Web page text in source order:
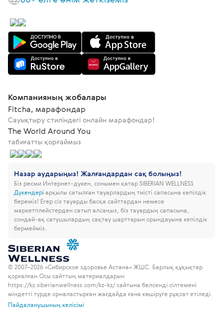
Компанияның жобалары
Fitcha, марафондар
Сауықтыру стиліндегі онлайн марафондар!
The World Around You
табиғатты қорғаймыз
Назар аударыңыз! Жалғандардан сақ болыңыз!
Біз ресми Интернет-дүкен, сонымен қатар SIBERIAN WELLNESS
Дүкендері арқылы сатылған тауарлардың тиісті сапасына кепілдік
береміз! Егер сіз тауарды басқа сайттардан немесе
маркетплейстерден сатып алсаңыз, біз тауардың сапасына,
сондай-ақ сатушылардың сақтау шарттарын орындауына кепілдік
бермейміз.
© 2007–2026 «Сибирское здоровье Астана» ЖШС. Барлық құқықтар
қорғалған. Осы сайттың материалдарын
https://kz.siberianwellness.com/kz-kz/ сайтына белсенді сілтемені
міндетті түрде орналастырған жағдайда ғана көшіруге рұқсат етіледі.
Пайдаланушының келісімі